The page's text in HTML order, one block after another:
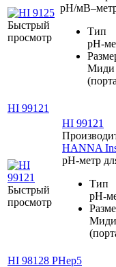
Быстрый
просмотр
pH/
Тип
pH-
Миди
HI 99121
Быстрый
просмотр
HI 99121
HANNA
pH-метр
Тип
pH-
Миди
HI 98128 PHep5